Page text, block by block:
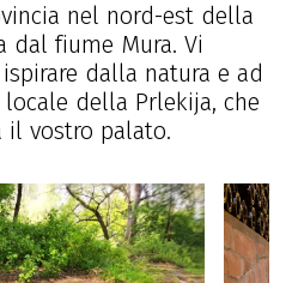
nel nord-est della
dal fiume Mura. Vi
dalla natura e ad
della Prlekija, che
il vostro palato.